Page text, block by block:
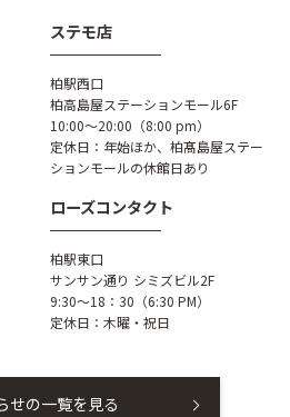
ステモ店
柏駅西口
柏高島屋ステーションモール6F
10:00〜20:00（8:00 pm）
定休日：年始ほか、柏髙島屋ステー
ションモールの休館日あり
ローズコンタクト
柏駅東口
サンサン通り シミズビル2F
9:30～18：30（6:30 PM）
定休日：木曜・祝日
せの一覧を見る